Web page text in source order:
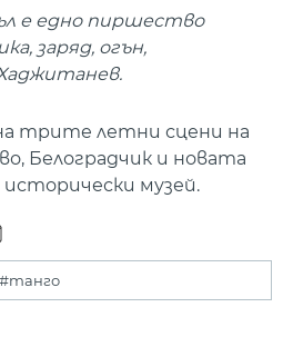
е едно пиршество
заряд, огън,
трите летни сцени на
Белоградчик и новата
музей.
#танго